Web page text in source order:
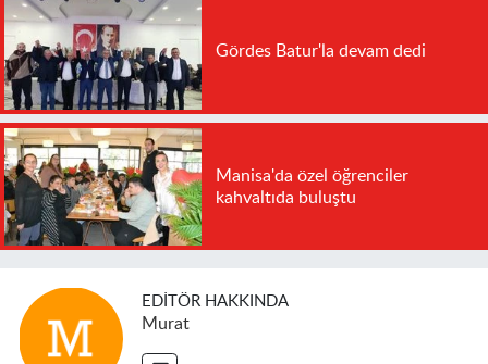
Gördes Batur'la devam dedi
Manisa'da özel öğrenciler
kahvaltıda buluştu
EDITÖR HAKKINDA
Murat